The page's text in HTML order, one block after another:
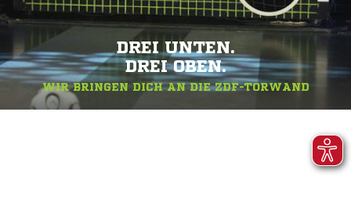
DREI UNTEN.
DREI OBEN.
WIR BRINGEN DICH AN DIE ZDF-TORWAND